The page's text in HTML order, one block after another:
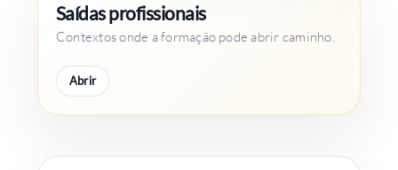
Saídas profissionais
Contextos onde a formação pode abrir caminho.
Abrir